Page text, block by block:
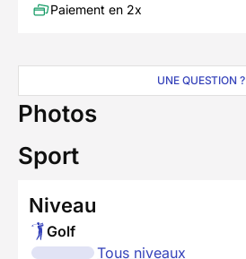
Paiement en 2x
UNE QUESTION ?
Photos
Sport
Niveau
Golf
Tous niveaux